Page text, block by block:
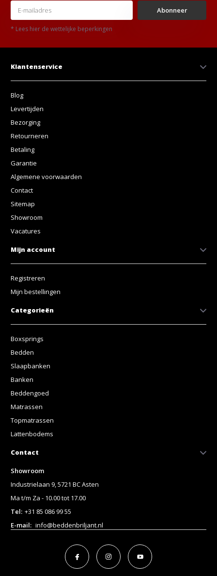
Abonneer
* Lees hier de wettelijke beperkingen
Klantenservice
Blog
Levertijden
Bezorging
Retourneren
Betaling
Garantie
Algemene voorwaarden
Contact
Sitemap
Showroom
Vacatures
Mijn account
Registreren
Mijn bestellingen
Categorieën
Boxsprings
Bedden
Slaapbanken
Banken
Beddengoed
Matrassen
Topmatrassen
Lattenbodems
Contact
Showroom
Industrielaan 9, 5721 BC Asten
Ma t/m Za - 10.00 tot 17.00
Tel: +31 85 086 99 55
E-mail: info@beddenbriljant.nl